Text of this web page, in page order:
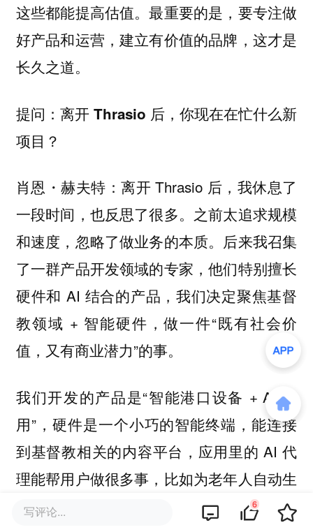
这些都能提高估值。最重要的是，要专注做
好产品和运营，建立有价值的品牌，这才是
长久之道。
提问：离开 Thrasio 后，你现在在忙什么新
项目？
肖恩・赫夫特：离开 Thrasio 后，我休息了
一段时间，也反思了很多。之前太追求规模
和速度，忽略了做业务的本质。后来我召集
了一群产品开发领域的专家，他们特别擅长
硬件和 AI 结合的产品，我们决定聚焦基督
教领域 + 智能硬件，做一件“既有社会价
值，又有商业潜力”的事。
我们开发的产品是“智能港口设备 + AI 应
用”，硬件是一个小巧的智能终端，能连接
到基督教相关的内容平台，应用里的 AI 代
理能帮用户做很多事，比如为老年人自动生
成祷 告内容、连接教会社群、提醒宗教节
写评论... 6